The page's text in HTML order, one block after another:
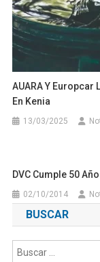
AUARA Y Europcar
En Kenia
13/03/2025
DVC Cumple 50
02/10/2014
BUSCAR